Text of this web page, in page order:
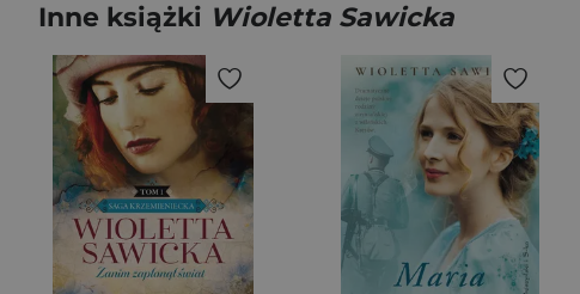
Inne książki Wioletta Sawicka